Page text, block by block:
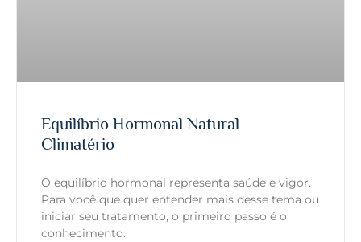
Equilíbrio Hormonal Natural –
Climatério
O equilíbrio hormonal representa saúde e vigor.
Para você que quer entender mais desse tema ou
iniciar seu tratamento, o primeiro passo é o
conhecimento.